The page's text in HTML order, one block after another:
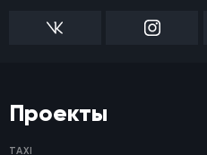
Проекты
TAXI